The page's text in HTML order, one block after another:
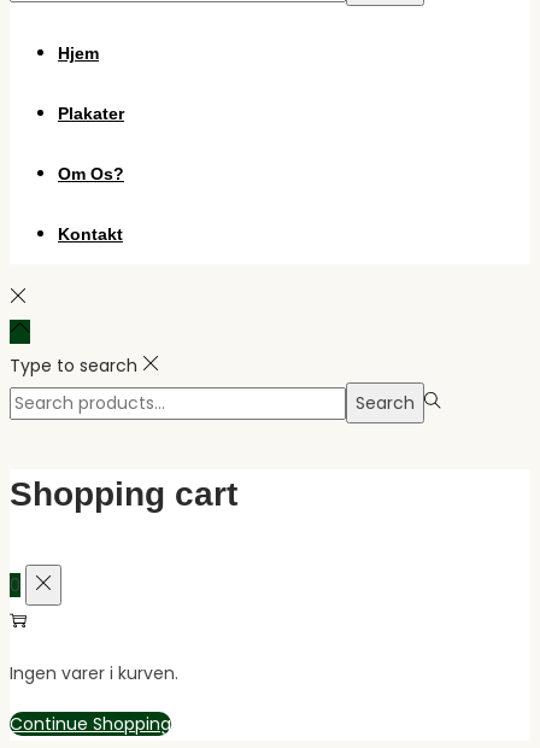
Hjem
Plakater
Om Os?
Kontakt
Type to search
Search
Search
Shopping cart
0
Ingen varer i kurven.
Continue Shopping